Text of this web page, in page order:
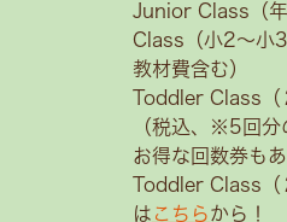
Junior Class（
Class（小2〜小
教材費含む）
Toddler Class
（税込、※5回分
お得な回数券もあ
Toddler Class（
は こちらから！